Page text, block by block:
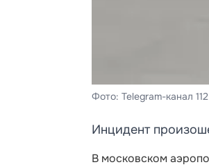
Фото: Telegram-канал 112
Инцидент
В московском